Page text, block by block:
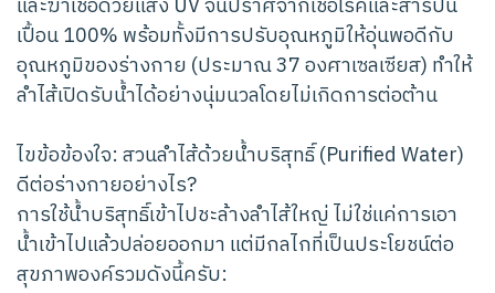
เปื้อน 100% พร้อมทั้งมีการปรับอุณหภูมิให้อุ่นพอดีกับ
อุณหภูมิของร่างกาย (ประมาณ 37 องศาเซลเซียส) ทำให้
ลำไส้เปิดรับน้ำได้อย่างนุ่มนวลโดยไม่เกิดการต่อต้าน
ไขข้อข้องใจ: สวนลำไส้ด้วยน้ำบริสุทธิ์ (Purified Water)
ดีต่อร่างกายอย่างไร?
การใช้น้ำบริสุทธิ์เข้าไปชะล้างลำไส้ใหญ่ ไม่ใช่แค่การเอา
น้ำเข้าไปแล้วปล่อยออกมา แต่มีกลไกที่เป็นประโยชน์ต่อ
สุขภาพองค์รวมดังนี้ครับ: